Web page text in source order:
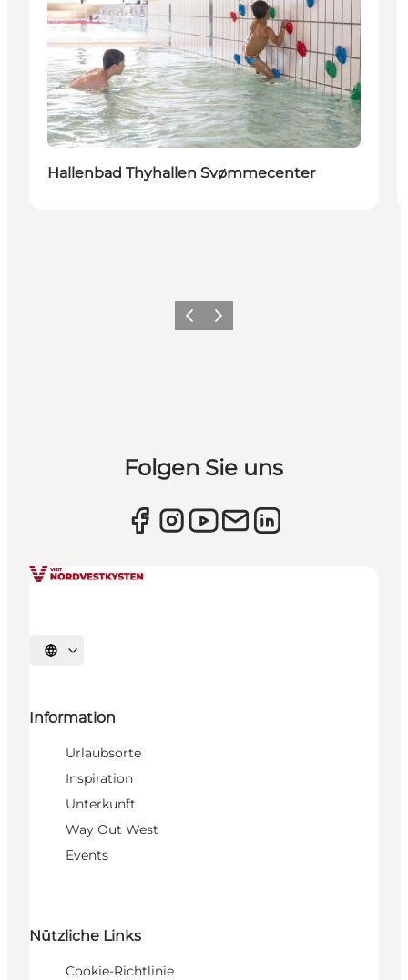
Hallenbad Thyhallen Svømmecenter
ZurückWeiter
Folgen Sie uns
Sprache auswählen
Information
Urlaubsorte
Inspiration
Unterkunft
Way Out West
Events
Nützliche Links
Cookie-Richtlinie